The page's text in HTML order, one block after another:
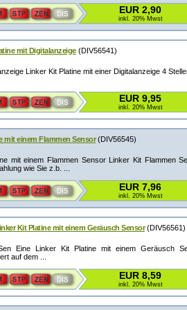
EUR 2,90
inkl. 20% Mwst
mit Digitalanzeige(DIV56541)
Linker Kit Platine mit einer Digitalanzeige 4
EUR 9,95
inkl. 20% Mwst
mit einem Flammen Sensor(DIV56545)
mit einem Flammen Sensor Linker Kit Flammen
wie Sie z.b. ...
EUR 7,96
inkl. 20% Mwst
Kit Platine mit einem Geräusch Sensor(DIV56561)
Eine Linker Kit Platine mit einem Geräusch
auf dem ...
EUR 8,59
inkl. 20% Mwst